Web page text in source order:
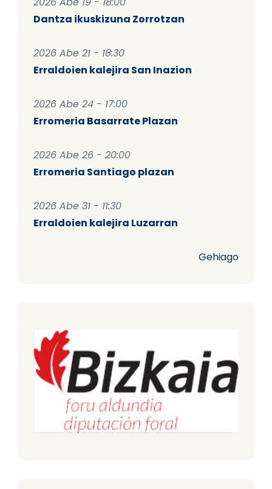
Dantza ikuskizuna Zorrotzan
2026 Abe 21 - 18:30
Erraldoien kalejira San Inazion
2026 Abe 24 - 17:00
Erromeria Basarrate Plazan
2026 Abe 26 - 20:00
Erromeria Santiago plazan
2026 Abe 31 - 11:30
Erraldoien kalejira Luzarran
Gehiago